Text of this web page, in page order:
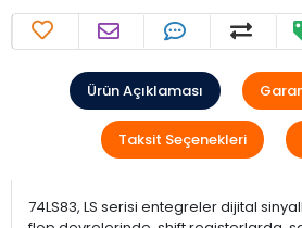
Ürün Açıklaması
Taksit Seçenekleri
74LS83, LS serisi entegreler dijital